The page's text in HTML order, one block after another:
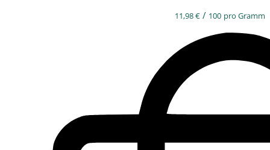
11,98€ / 100 pro Gramm